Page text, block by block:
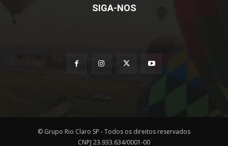
SIGA-NOS
© Grupo Rio Claro SP - Todos os direitos reservados
CNPJ 23.933.634/0001-00